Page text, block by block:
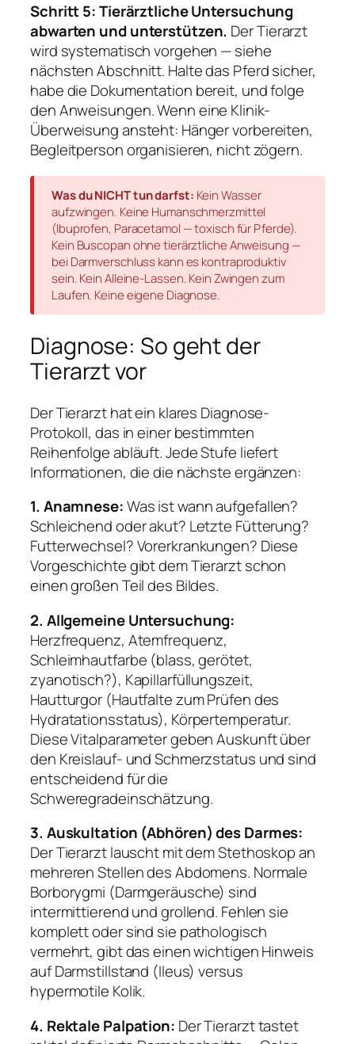
Schritt 5: Tierärztliche Untersuchung
abwarten und unterstützen. Der Tierarzt
wird systematisch vorgehen — siehe
nächsten Abschnitt. Halte das Pferd sicher,
habe die Dokumentation bereit, und folge
den Anweisungen. Wenn eine Klinik-
Überweisung ansteht: Hänger vorbereiten,
Begleitperson organisieren, nicht zögern.
Was du NICHT tun darfst: Kein Wasser
aufzwingen. Keine Humanschmerzmittel
(Ibuprofen, Paracetamol — toxisch für Pferde).
Kein Buscopan ohne tierärztliche Anweisung —
bei Darmverschluss kann es kontraproduktiv
sein. Kein Alleine-Lassen. Kein Zwingen zum
Laufen. Keine eigene Diagnose.
Diagnose: So geht der
Tierarzt vor
Der Tierarzt hat ein klares Diagnose-
Protokoll, das in einer bestimmten
Reihenfolge abläuft. Jede Stufe liefert
Informationen, die die nächste ergänzen:
1. Anamnese:Was ist wann aufgefallen?
Schleichend oder akut? Letzte Fütterung?
Futterwechsel? Vorerkrankungen? Diese
Vorgeschichte gibt dem Tierarzt schon
einen großen Teil des Bildes.
2. Allgemeine Untersuchung:
Herzfrequenz, Atemfrequenz,
Schleimhautfarbe (blass, gerötet,
zyanotisch?), Kapillarfüllungszeit,
Hautturgor (Hautfalte zum Prüfen des
Hydratationsstatus), Körpertemperatur.
Diese Vitalparameter geben Auskunft über
den Kreislauf- und Schmerzstatus und sind
entscheidend für die
Schweregradeinschätzung.
3. Auskultation (Abhören) des Darmes:
Der Tierarzt lauscht mit dem Stethoskop an
mehreren Stellen des Abdomens. Normale
Borborygmi (Darmgeräusche) sind
intermittierend und grollend. Fehlen sie
komplett oder sind sie pathologisch
vermehrt, gibt das einen wichtigen Hinweis
auf Darmstillstand (Ileus) versus
hypermotile Kolik.
4. Rektale Palpation: Der Tierarzt tastet